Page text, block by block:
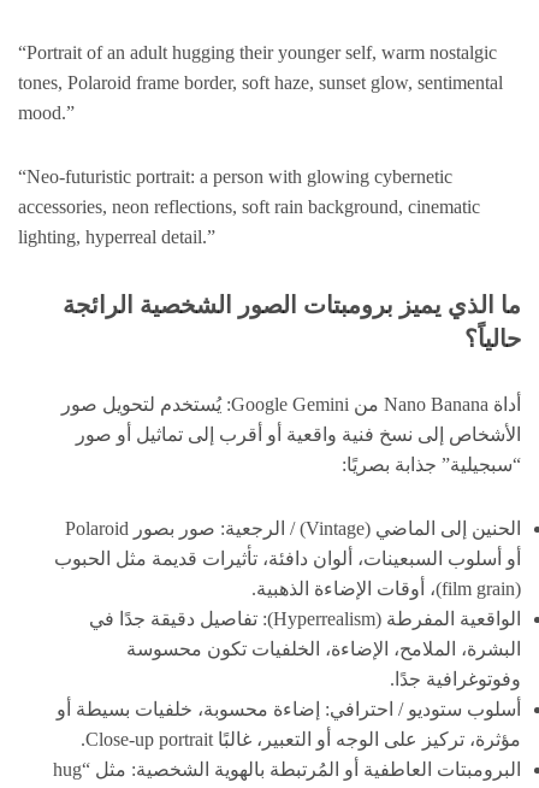
“Portrait of an adult hugging their younger self, warm nostalgic
tones, Polaroid frame border, soft haze, sunset glow, sentimental
mood.”
“Neo-futuristic portrait: a person with glowing cybernetic
accessories, neon reflections, soft rain background, cinematic
lighting, hyperreal detail.”
ما الذي يميز برومبتات الصور الشخصية الرائجة
حالياً؟
أداة Nano Banana من Google Gemini: يُستخدم لتحويل صور
الأشخاص إلى نسخ فنية واقعية أو أقرب إلى تماثيل أو صور
“سبجيلية” جذابة بصريًا:
الحنين إلى الماضي (Vintage) / الرجعية: صور بصور Polaroid
أو أسلوب السبعينات، ألوان دافئة، تأثيرات قديمة مثل الحبوب
(film grain)، أوقات الإضاءة الذهبية.
الواقعية المفرطة (Hyperrealism): تفاصيل دقيقة جدًا في
البشرة، الملامح، الإضاءة، الخلفيات تكون محسوسة
وفوتوغرافية جدًا.
أسلوب ستوديو / احترافي: إضاءة محسوبة، خلفيات بسيطة أو
مؤثرة، تركيز على الوجه أو التعبير، غالبًا Close-up portrait.
البرومبتات العاطفية أو المُرتبطة بالهوية الشخصية: مثل “hug